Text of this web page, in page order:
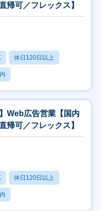
帰可／フレックス】
休日120日以上
Web広告営業【国内
帰可／フレックス】
休日120日以上